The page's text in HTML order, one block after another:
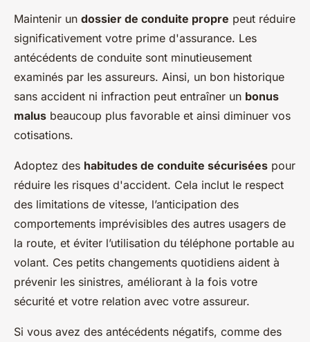
Maintenir un dossier de conduite propre peut réduire
significativement votre prime d'assurance. Les
antécédents de conduite sont minutieusement
examinés par les assureurs. Ainsi, un bon historique
sans accident ni infraction peut entraîner un bonus
malus beaucoup plus favorable et ainsi diminuer vos
cotisations.
Adoptez des habitudes de conduite sécurisées pour
réduire les risques d'accident. Cela inclut le respect
des limitations de vitesse, l’anticipation des
comportements imprévisibles des autres usagers de
la route, et éviter l’utilisation du téléphone portable au
volant. Ces petits changements quotidiens aident à
prévenir les sinistres, améliorant à la fois votre
sécurité et votre relation avec votre assureur.
Si vous avez des antécédents négatifs, comme des